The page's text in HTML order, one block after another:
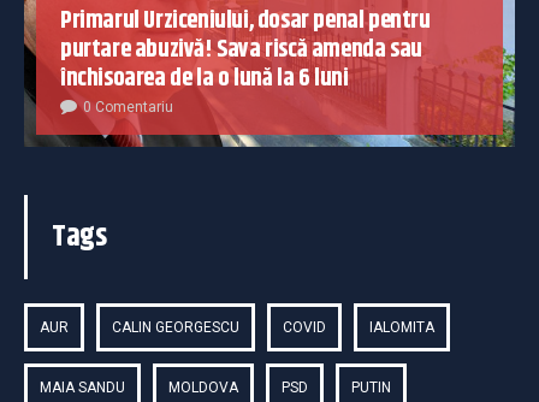
Primarul Urziceniului, dosar penal pentru
purtare abuzivă! Sava riscă amenda sau
închisoarea de la o lună la 6 luni
0 Comentariu
Tags
AUR CALIN GEORGESCU COVID IALOMITA
MAIA SANDU MOLDOVA PSD PUTIN